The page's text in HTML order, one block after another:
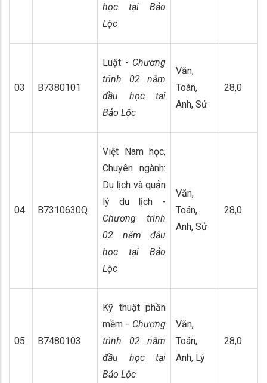
học tại Bảo
Lộc
03 B7380101
Luật - Chương
trình 02 năm
đầu học tại
Bảo Lộc
Văn,
Toán,
Anh, Sử
28,0
04 B7310630Q
Việt Nam học,
Chuyên ngành:
Du lịch và quản
lý du lịch -
Chương trình
02 năm đầu
học tại Bảo
Lộc
Văn,
Toán,
Anh, Sử
28,0
05 B7480103
Kỹ thuật phần
mềm - Chương
trình 02 năm
đầu học tại
Bảo Lộc
Văn,
Toán,
Anh, Lý
28,0